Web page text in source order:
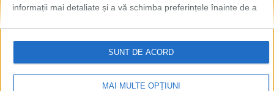
informații mai detaliate și a vă schimba preferințele înainte de a
retrageți consimțământul în orice moment, revenind la acest site
MAI MULTE OPȚIUNI
SUNT DE ACORD